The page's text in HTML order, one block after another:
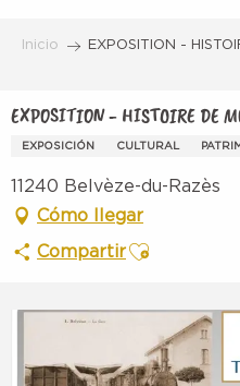
Inicio EXPOSITION -
EXPOSITION - HISTOIRE DE
EXPOSICIÓN CULTURAL
11240 Belvèze-du-Razès
Cómo llegar
CompartirAjouter aux